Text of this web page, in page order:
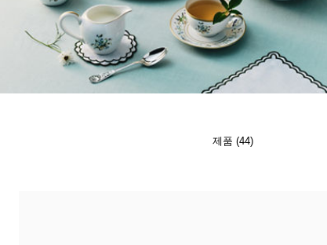
티파니 식스틴 스톤 티파니™ 세팅
티파니 다이아몬드 전문가와의
제품 (44)